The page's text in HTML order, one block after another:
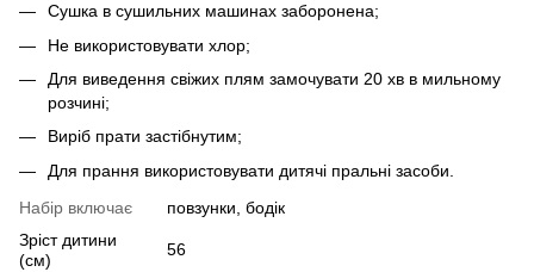
Сушка в сушильних машинах заборонена;
Не використовувати хлор;
Для виведення свіжих плям замочувати 20 хв в мильному
розчині;
Виріб прати застібнутим;
Для прання використовувати дитячі пральні засоби.
Набір включає
повзунки, бодік
Зріст дитини
(см)
56